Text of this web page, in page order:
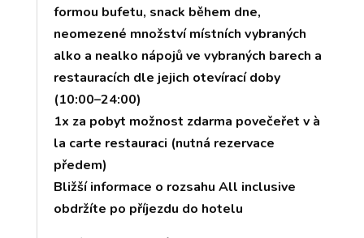
formou bufetu, snack během dne,
neomezené množství místních vybraných
alko a nealko nápojů ve vybraných barech a
restauracích dle jejich otevírací doby
(10:00–24:00)
1x za pobyt možnost zdarma povečeřet v à
la carte restauraci (nutná rezervace
předem)
Bližší informace o rozsahu All inclusive
obdržíte po příjezdu do hotelu